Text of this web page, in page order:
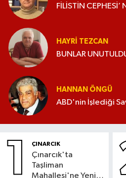
FİLİSTİN CEPHESİ’
HAYRI TEZCAN
BUNLAR
HANNAN ÖNGÜ
ABD'nin İşlediği
1 ÇINARCIK
Çınarcık'ta
Taşliman
Mahallesi'ne Yeni